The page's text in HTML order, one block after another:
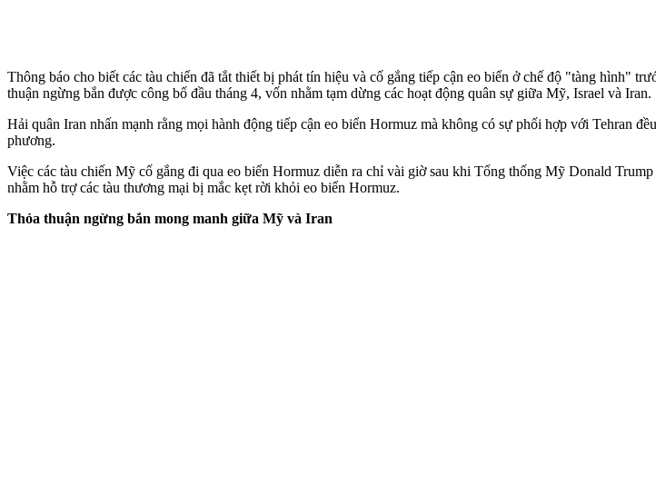
Thông báo cho biết các tàu chiến đã tắt thiết bị phát tín hiệu và cố gắng tiếp cận eo biển ở chế độ "tàng hình"
thuận ngừng bắn được công bố đầu tháng 4, vốn nhằm tạm dừng các hoạt động quân sự giữa Mỹ, Israel và Iran.
Hải quân Iran nhấn mạnh rằng mọi hành động tiếp cận eo biển Hormuz mà không có sự phối hợp với Tehran
phương.
Việc các tàu chiến Mỹ cố gắng đi qua eo biển Hormuz diễn ra chỉ vài giờ sau khi Tổng thống Mỹ Donald
nhằm hỗ trợ các tàu thương mại bị mắc kẹt rời khỏi eo biển Hormuz.
Thỏa thuận ngừng bắn mong manh giữa Mỹ và Iran